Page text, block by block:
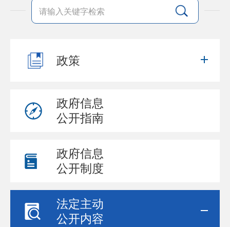
政策
政府信息
公开指南
政府信息
公开制度
法定主动
公开内容